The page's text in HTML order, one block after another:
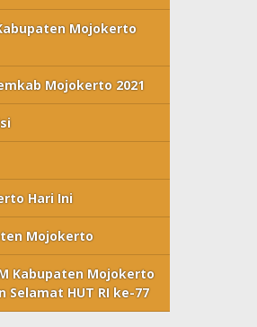
Mojokerto
Mojokerto 2021
Hari Ini
Mojokerto
Kabupaten Mojokerto
Selamat HUT RI ke-77